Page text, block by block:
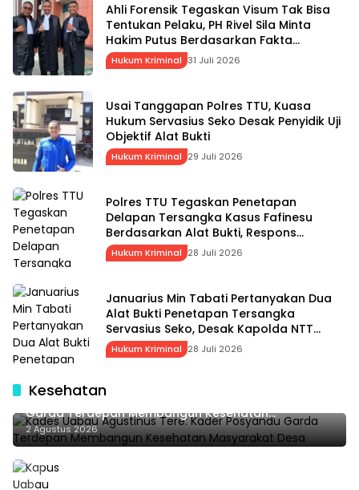
Ahli Forensik Tegaskan Visum Tak Bisa
Tentukan Pelaku, PH Rivel Sila Minta
Hakim Putus Berdasarkan Fakta
Persidangan
Hukum Kriminal 31 Juli 2026
Usai Tanggapan Polres TTU, Kuasa
Hukum Servasius Seko Desak Penyidik Uji
Objektif Alat Bukti
Hukum Kriminal 29 Juli 2026
Polres TTU Tegaskan Penetapan
Delapan Tersangka Kasus Fafinesu
Berdasarkan Alat Bukti, Respons
Pernyataan Kuasa Hukum SS
Hukum Kriminal 28 Juli 2026
Januarius Min Tabati Pertanyakan Dua
Alat Bukti Penetapan Tersangka
Servasius Seko, Desak Kapolda NTT
Gelar Perkara Khusus
Hukum Kriminal 28 Juli 2026
Kesehatan
Kades Uabau Agustinus Tere: Kader Posyandu
Garda Terdepan Membangun Kesehatan
Masyarakat Desa
2 Agustus 2026